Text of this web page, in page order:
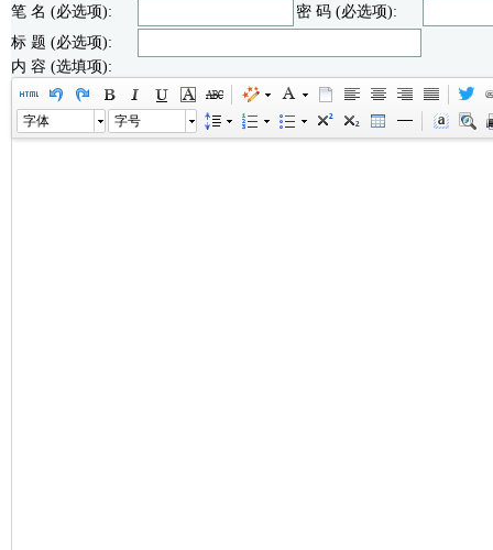
笔 名 (必选项):
密 码 (必选项):
标 题 (必选项):
内 容 (选填项):
字体 字号